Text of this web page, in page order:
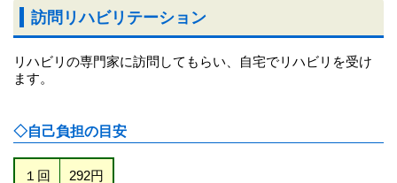
訪問リハビリテーション
リハビリの専門家に訪問してもらい、自宅でリハビリを受け
ます。
◇自己負担の目安
１回 292円